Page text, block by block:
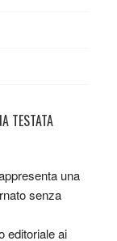
TESTATA
una
senza
editoriale ai